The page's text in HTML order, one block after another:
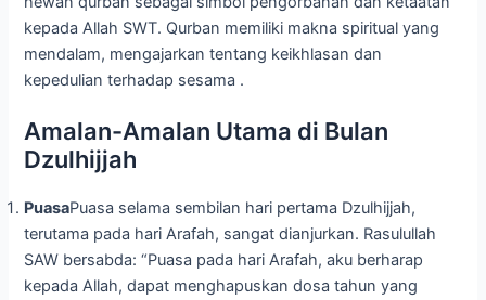
kepada Allah SWT. Qurban memiliki makna spiritual yang
mendalam, mengajarkan tentang keikhlasan dan
kepedulian terhadap sesama .
Amalan-Amalan Utama di Bulan
Dzulhijjah
PuasaPuasa selama sembilan hari pertama Dzulhijjah,
terutama pada hari Arafah, sangat dianjurkan. Rasulullah
SAW bersabda: “Puasa pada hari Arafah, aku berharap
kepada Allah, dapat menghapuskan dosa tahun yang